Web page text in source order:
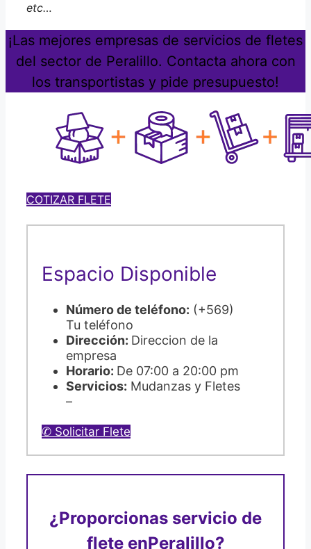
etc…
¡Las mejores empresas de servicios de fletes
del sector de Peralillo. Contacta ahora con
los transportistas y pide presupuesto!
COTIZAR FLETE
Espacio Disponible
Número de teléfono: (+569)
Tu teléfono
Dirección: Direccion de la
empresa
Horario: De 07:00 a 20:00 pm
Servicios: Mudanzas y Fletes
–
✆ Solicitar Flete
¿Proporcionas servicio de
flete enPeralillo?